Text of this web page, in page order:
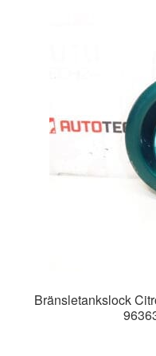
Bränsletankslock